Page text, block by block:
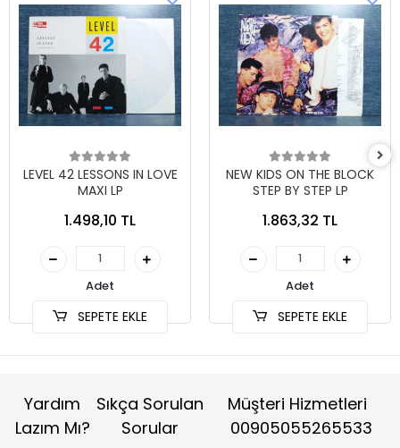
LEVEL 42 LESSONS IN LOVE
MAXI LP
1.498,10 TL
Adet
SEPETE EKLE
NEW KIDS ON THE BLOCK
STEP BY STEP LP
1.863,32 TL
Adet
SEPETE EKLE
Yardım
Lazım Mı?
Sıkça Sorulan
Sorular
Müşteri Hizmetleri
00905055265533